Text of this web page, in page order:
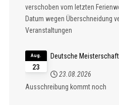
verschoben vom letzten
Datum wegen Überschneidung
Veranstaltungen
23
Aug. Deutsche
23.08.2026
Ausschreibung kommt noch